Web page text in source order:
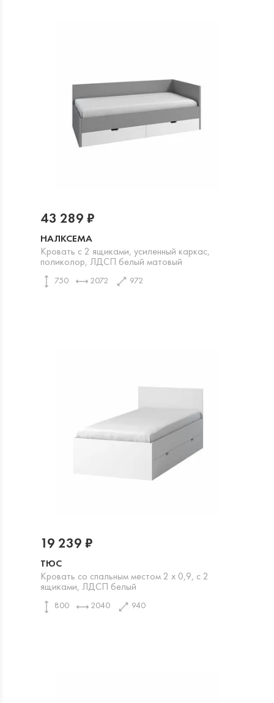
НАЛКСЕМА
Кровать с 2 ящиками, усиленный каркас,
поликолор, ЛДСП белый матовый
750 2072 972
43 289 ₽
ТЮС
Кровать со спальным местом 2 х 0,9, с 2
ящиками, ЛДСП белый
800 2040 940
19 239 ₽